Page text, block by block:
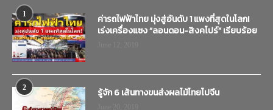
1
ค่ารถไฟฟ้าไทย มุ่งสู่อันดับ 1 แพงที่สุดในโลก!
เร่งเครื่องแซง “ลอนดอน-สิงคโปร์” เรียบร้อย
2 รู้จัก 6 เส้นทางขนส่งผลไม้ไทยไปจีน